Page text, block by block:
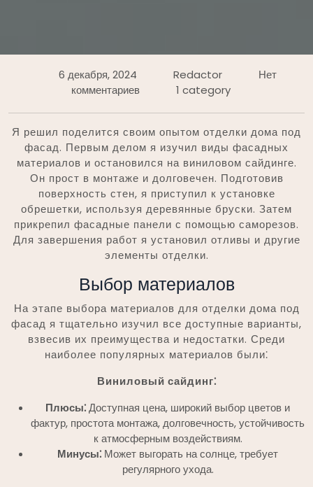
6 декабря, 2024 Redactor
Нет
комментариев
1 category
Я решил поделится своим опытом отделки дома под
фасад. Первым делом я изучил виды фасадных
материалов и остановился на виниловом сайдинге.
Он прост в монтаже и долговечен. Подготовив
поверхность стен, я приступил к установке
обрешетки, используя деревянные бруски. Затем
прикрепил фасадные панели с помощью саморезов.
Для завершения работ я установил отливы и другие
элементы отделки.
Выбор материалов
На этапе выбора материалов для отделки дома под
фасад я тщательно изучил все доступные варианты,
взвесив их преимущества и недостатки. Среди
наиболее популярных материалов были⁚
Виниловый сайдинг⁚
Плюсы⁚Доступная цена, широкий выбор цветов и
фактур, простота монтажа, долговечность, устойчивость
к атмосферным воздействиям.
Минусы⁚ Может выгорать на солнце, требует
регулярного ухода.